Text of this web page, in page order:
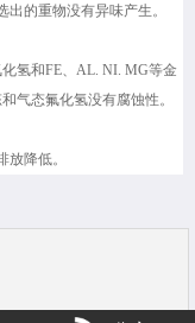
的重物没有异味产生。
氢和FE、AL. NI. MG等金
气态氟化氢没有腐蚀性。
降低。